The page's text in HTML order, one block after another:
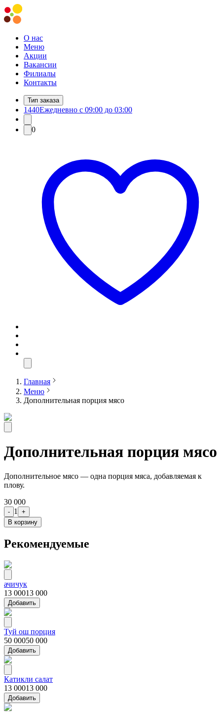
О нас
Меню
Акции
Вакансии
Филиалы
Контакты
Тип заказа
1440Ежедневно с 09:00 до 03:00
0
Главная
Меню
Дополнительная порция мясо
Дополнительная порция мясо
Дополнительное мясо — одна порция мяса, добавляемая к
плову.
30 000
- 1
+
В корзину
Рекомендуемые
ачичук
13 00013 000
Добавить
Туй ош порция
50 00050 000
Добавить
Катикли салат
13 00013 000
Добавить